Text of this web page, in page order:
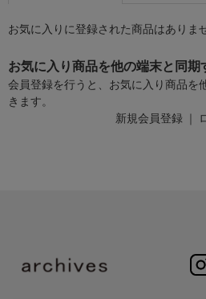
お気に入りに登録された商品はありま
お気に入り商品を他の端末と同期
会員登録を行うと、お気に入り商品を
きます。
新規会員登録 ｜